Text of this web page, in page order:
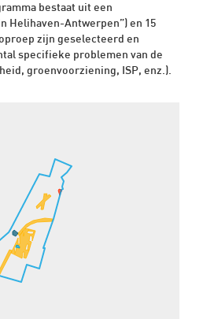
bestaat uit een
Helihaven-Antwerpen”) en 15
zijn geselecteerd en
specifieke problemen van de
groenvoorziening, ISP, enz.).